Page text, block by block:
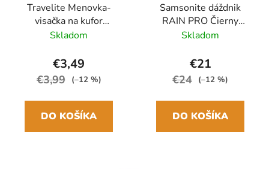
Travelite Menovka-
visačka na kufor
Multicolor Waves
Skladom
€3,49
€3,99 (–12 %)
DO KOŠÍKA
Samsonite dáždnik
RAIN PRO Čierny
skladací manuálny
Skladom
€21
€24 (–12 %)
DO KOŠÍKA